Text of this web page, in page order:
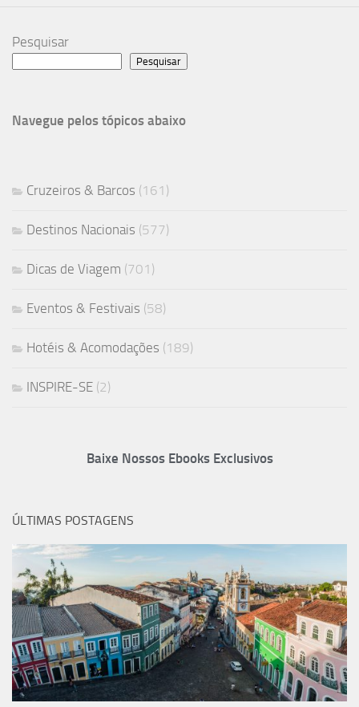
Pesquisar
Pesquisar
Navegue pelos tópicos abaixo
Cruzeiros & Barcos (161)
Destinos Nacionais (577)
Dicas de Viagem (701)
Eventos & Festivais (58)
Hotéis & Acomodações (189)
INSPIRE-SE (2)
Baixe Nossos Ebooks Exclusivos
ÚLTIMAS POSTAGENS